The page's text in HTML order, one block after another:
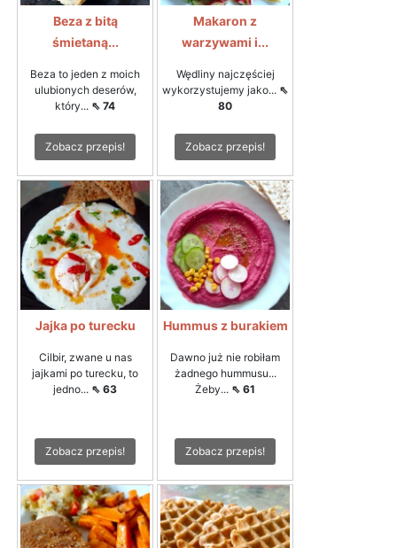
Beza z bitą
śmietaną...
Beza to jeden z moich
ulubionych deserów,
który... ⇖ 74
Zobacz przepis!
Makaron z
warzywami i...
Wędliny najczęściej
wykorzystujemy jako... ⇖
80
Zobacz przepis!
Jajka po turecku
Cilbir, zwane u nas
jajkami po turecku, to
jedno... ⇖ 63
Zobacz przepis!
Hummus z burakiem
Dawno już nie robiłam
żadnego hummusu...
Żeby... ⇖ 61
Zobacz przepis!